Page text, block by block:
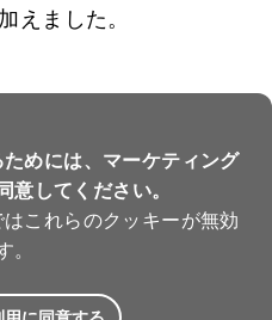
えました。
めには、マーケティング
意してください。
これらのクッキーが無効
。